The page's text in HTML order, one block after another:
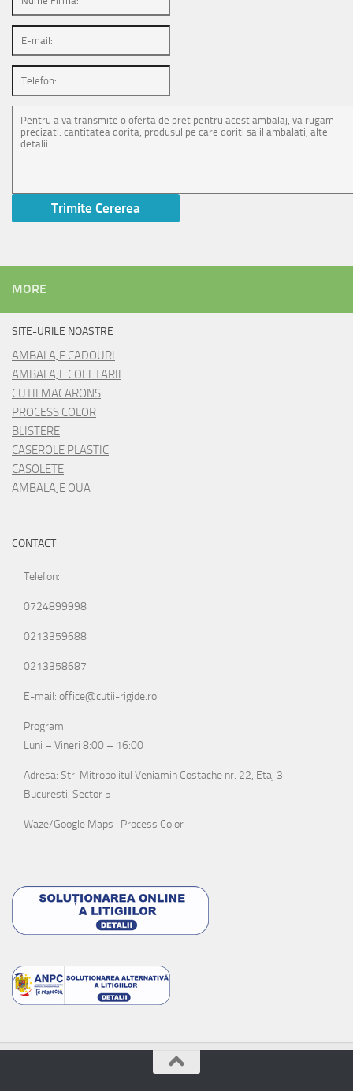
MORE
SITE-URILE NOASTRE
AMBALAJE CADOURI
AMBALAJE COFETARII
CUTII MACARONS
PROCESS COLOR
BLISTERE
CASEROLE PLASTIC
CASOLETE
AMBALAJE OUA
CONTACT
Telefon:
0724899998
0213359688
0213358687
E-mail: office@cutii-rigide.ro
Program:
Luni – Vineri 8:00 – 16:00
Adresa: Str. Mitropolitul Veniamin Costache nr. 22, Etaj 3
Bucuresti, Sector 5
Waze/Google Maps : Process Color